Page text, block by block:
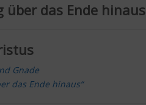
über das Ende hinaus
Gnade
das Ende hinaus“